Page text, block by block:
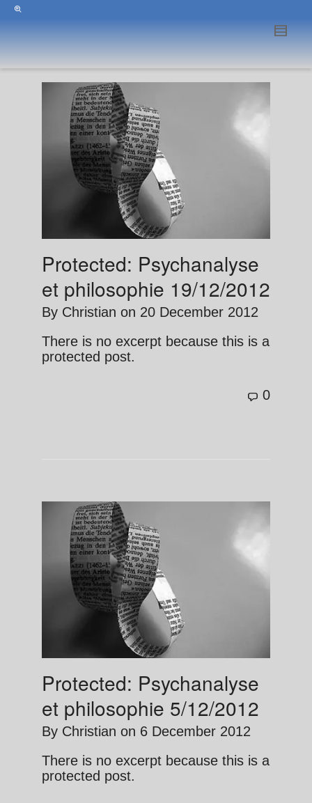
Protected: Psychanalyse
et philosophie 19/12/2012
By Christian on 20 December 2012
There is no excerpt because this is a
protected post.
0
Protected: Psychanalyse
et philosophie 5/12/2012
By Christian on 6 December 2012
There is no excerpt because this is a
protected post.